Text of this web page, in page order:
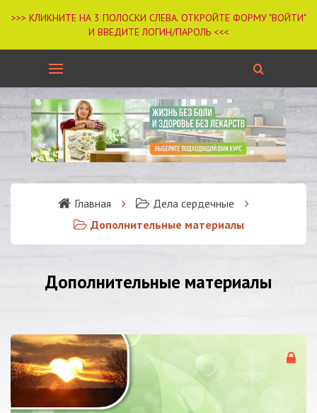
Главная
Дела сердечные
Дополнительные материалы
Дополнительные материалы